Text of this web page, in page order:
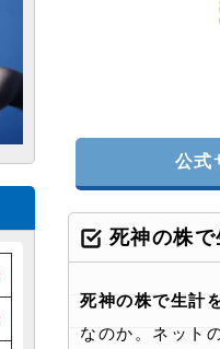
公式
死神の株
死神の株で生計
なのか。ネット